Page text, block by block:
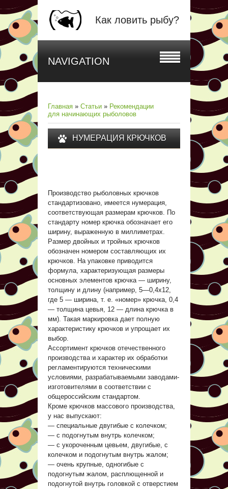
Как ловить рыбу?
NAVIGATION
Главная » Статьи » Рекомендации
для начинающих рыболовов
НУМЕРАЦИЯ КРЮЧКОВ
Производство рыболовных крючков
стандартизовано, имеется нумерация,
соответствующая размерам крючков. По
стандарту номер крючка обозначает его
ширину, выраженную в миллиметрах.
Размер двойных и тройных крючков
обозначен номером составляющих их
крючков. На упаковке приводится
формула, характеризующая размеры
основных элементов крючка — ширину,
толщину и длину (например, 5—0,4x12,
где 5 — ширина, т. е. «номер» крючка, 0,4
— толщина цевья, 12 — длина крючка в
мм). Такая маркировка дает полную
характеристику крючков и упрощает их
выбор.
Ассортимент крючков отечественного
производства и характер их обработки
регламентируются техническими
условиями, разрабатываемыми заводами-
изготовителями в соответствии с
общероссийским стандартом.
Кроме крючков массового производства,
у нас выпускают:
— специальные двугибые с колечком;
— с подогнутым внутрь колечком;
— с укороченным цевьем, двугибые, с
колечком и подогнутым внутрь жалом;
— очень крупные, одногибые с
подогнутым жалом, расплющенной и
подогнутой внутрь головкой с отверстием